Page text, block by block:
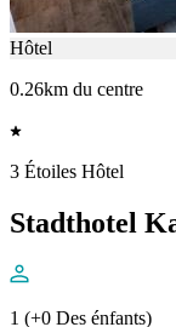
Hôtel
0.26km du centre
3 Étoiles Hôtel
Stadthotel
1 (+0 Des énfants)